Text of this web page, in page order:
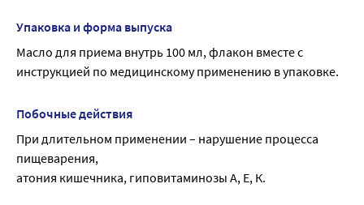
(фосфором, бензолом и др.) и при лечении глистной
Упаковка и форма выпуска
Масло для приема внутрь 100 мл, флакон вместе с
инструкцией по медицинскому применению в упаковке.
Побочные действия
При длительном применении – нарушение процесса
пищеварения,
атония кишечника, гиповитаминозы А, Е, К.